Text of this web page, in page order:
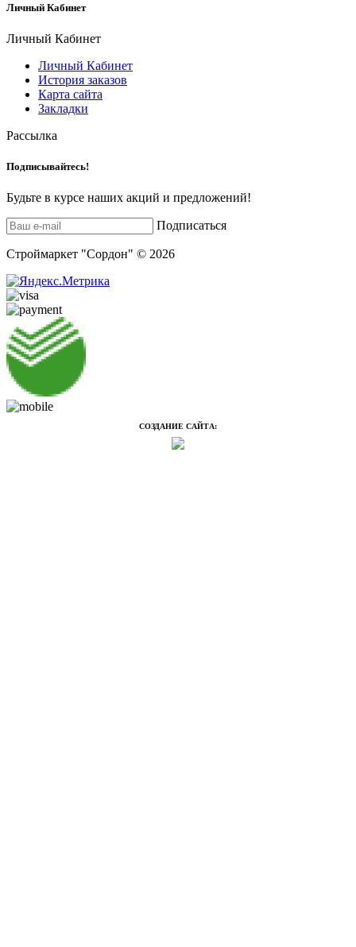
Личный Кабинет
Личный Кабинет
Личный Кабинет
История заказов
Карта сайта
Закладки
Рассылка
Подписывайтесь!
Будьте в курсе наших акций и предложений!
Подписаться
Строймаркет "Сордон" © 2026
СОЗДАНИЕ САЙТА: